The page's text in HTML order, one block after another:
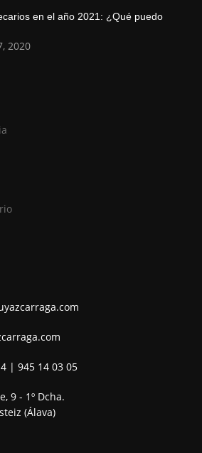
en el año 2021: ¿Qué puedo
2020
| 945 14 03 05
9 - 1º Dcha.
(Álava)